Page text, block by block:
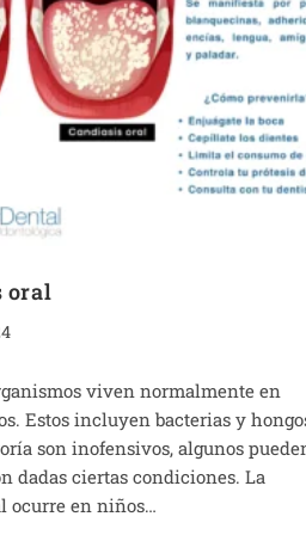
oral
viven normalmente en
Estos incluyen bacterias y
son inofensivos, algunos
dadas ciertas condiciones. La
ocurre en niños…